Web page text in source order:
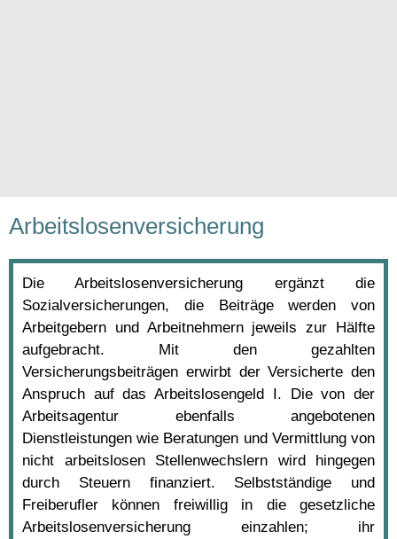
Arbeitslosenversicherung
Die Arbeitslosenversicherung ergänzt die
Sozialversicherungen, die Beiträge werden von
Arbeitgebern und Arbeitnehmern jeweils zur Hälfte
aufgebracht. Mit den gezahlten
Versicherungsbeiträgen erwirbt der Versicherte den
Anspruch auf das Arbeitslosengeld I. Die von der
Arbeitsagentur ebenfalls angebotenen
Dienstleistungen wie Beratungen und Vermittlung von
nicht arbeitslosen Stellenwechslern wird hingegen
durch Steuern finanziert. Selbstständige und
Freiberufler können freiwillig in die gesetzliche
Arbeitslosenversicherung einzahlen; ihr